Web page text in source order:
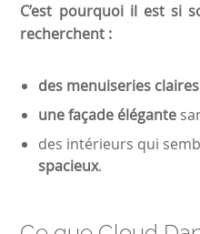
C’est pourquoi il est si
recherchent :
des menuiseries claires
une façade élégante
des intérieurs qui
spacieux.